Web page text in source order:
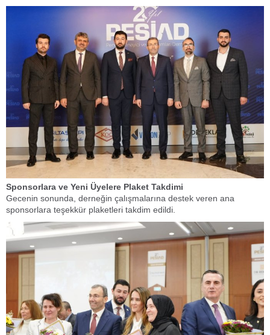
​Sponsorlara ve Yeni Üyelere Plaket Takdimi
​Gecenin sonunda, derneğin çalışmalarına destek veren ana
sponsorlara teşekkür plaketleri takdim edildi.